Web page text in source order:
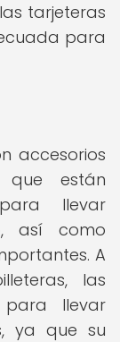
tarjeteras
para
accesorios
están
llevar
así como
A
las
llevar
ya que su